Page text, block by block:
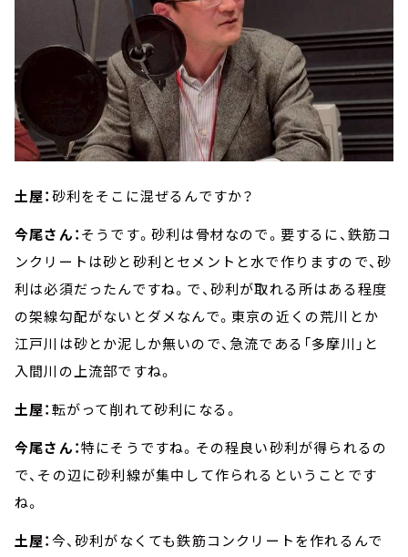
土屋：砂利をそこに混ぜるんですか？
今尾さん：そうです。砂利は骨材なので。要するに、鉄筋コ
ンクリートは砂と砂利とセメントと水で作りますので、砂
利は必須だったんですね。で、砂利が取れる所はある程度
の架線勾配がないとダメなんで。東京の近くの荒川とか
江戸川は砂とか泥しか無いので、急流である「多摩川」と
入間川の上流部ですね。
土屋：転がって削れて砂利になる。
今尾さん：特にそうですね。その程良い砂利が得られるの
で、その辺に砂利線が集中して作られるということです
ね。
土屋：今、砂利がなくても鉄筋コンクリートを作れるんで